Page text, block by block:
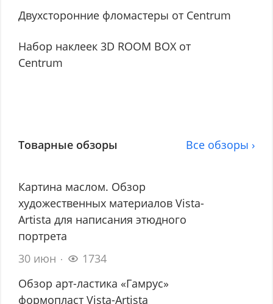
Двухсторонние фломастеры от Centrum
Набор наклеек 3D ROOM BOX от
Centrum
Товарные обзоры Все обзоры ›
Картина маслом. Обзор
художественных материалов Vista-
Artista для написания этюдного
портрета
30 июн
1734
Обзор арт-ластика «Гамрус»
формопласт Vista-Artista